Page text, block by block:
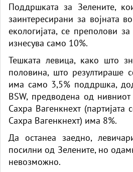
Поддршката за Зелените,
заинтересирани за војната
екологијата, се преполови
изнесува само 10%.
Тешката левица, како што
половина, што резултираше
има само 3,5% поддршка,
BSW, предводена од
Сахра Вагенкнехт (партијата
Сахра Вагенкнехт) има 8%.
Да останеа заедно,
посилни од Зелените, но
невозможно.